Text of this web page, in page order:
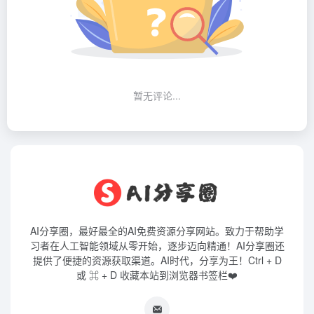
暂无评论...
AI分享圈，最好最全的AI免费资源分享网站。致力于帮助学
习者在人工智能领域从零开始，逐步迈向精通！AI分享圈还
提供了便捷的资源获取渠道。AI时代，分享为王！Ctrl + D
或 ⌘ + D 收藏本站到浏览器书签栏❤️